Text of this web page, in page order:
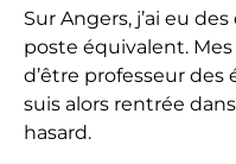
Sur Angers, j’ai eu
poste équivalent.
d’être professeur
suis alors rentrée
hasard.